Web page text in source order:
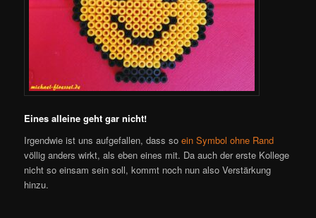
Eines alleine geht gar nicht!
Irgendwie ist uns aufgefallen, dass soein Symbol ohne Rand
völlig anders wirkt, als eben eines mit. Da auch der erste Kollege
nicht so einsam sein soll, kommt noch nun also Verstärkung
hinzu.